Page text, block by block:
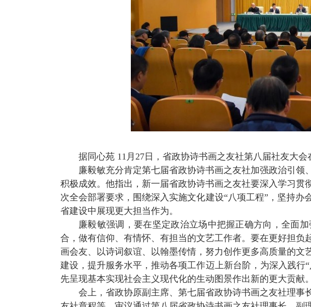
据同心苑 11 月 27 日，省政协诗书画之友社第八届社友大
廉毅敏充分肯定第七届省政协诗书画之友社加强政治引
积极成效。他指出，新一届省政协诗书画之友社要深入学习
次全会部署要求，围绕深入实施文化建设“八项工程”，坚持
省建设中展现更大担当作为。
廉毅敏强调，要在坚定政治立场中把握正确方向，全面
合，做有信仰、有情怀、有担当的文艺工作者。要在更好担
画会友、以诗词叙谊、以翰墨传情，努力创作更多高质量的
建设，提升服务水平，推动各项工作迈上新台阶，为深入践
先呈现基本实现社会主义现代化的生动图景作出新的更大贡献。
会上，省政协原副主席、第七届省政协诗书画之友社理